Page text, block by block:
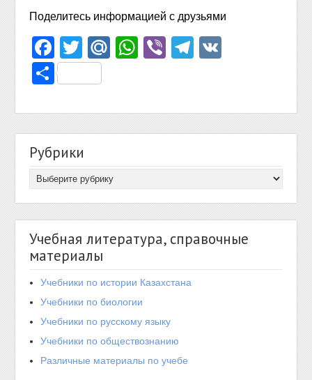
Поделитесь информацией с друзьями
Facebook
TwitterMail.Ru
WhatsApp
ViberTelegram
Отправить
Рубрики
Учебная литература, справочные
материалы
Учебники по истории Казахстана
Учебники по биологии
Учебники по русскому языку
Учебники по обществознанию
Различные материалы по учебе